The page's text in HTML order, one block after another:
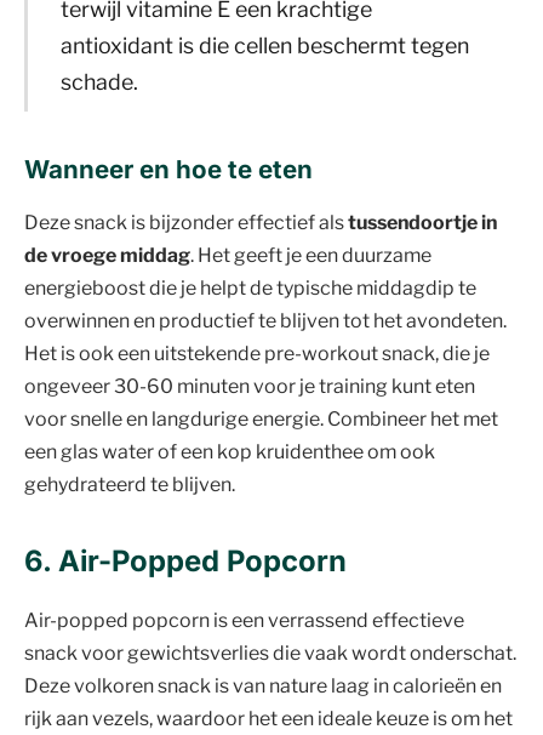
terwijl vitamine E een krachtige
antioxidant is die cellen beschermt tegen
schade.
Wanneer en hoe te eten
Deze snack is bijzonder effectief alstussendoortje in
de vroege middag. Het geeft je een duurzame
energieboost die je helpt de typische middagdip te
overwinnen en productief te blijven tot het avondeten.
Het is ook een uitstekende pre-workout snack, die je
ongeveer 30-60 minuten voor je training kunt eten
voor snelle en langdurige energie. Combineer het met
een glas water of een kop kruidenthee om ook
gehydrateerd te blijven.
6. Air-Popped Popcorn
Air-popped popcorn is een verrassend effectieve
snack voor gewichtsverlies die vaak wordt onderschat.
Deze volkoren snack is van nature laag in calorieën en
rijk aan vezels, waardoor het een ideale keuze is om het